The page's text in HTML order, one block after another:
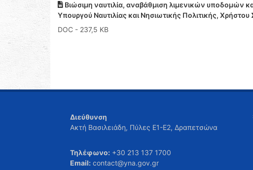
Βιώσιμη ναυτιλία, αναβάθμιση λιμενικών υποδομών
Υπουργού Ναυτιλίας και Νησιωτικής Πολιτικής,
DOC - 237,5 KB
Διεύθυνση
Ακτή Βασιλειάδη, Πύλες Ε1-Ε2, Δραπετσώνα
Τηλέφωνο: +30 213 137 1700
Email: contact@yna.gov.gr